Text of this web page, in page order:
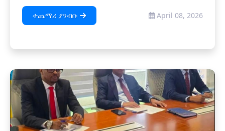
ተጨማሪ ያንብቡ April 08, 2026